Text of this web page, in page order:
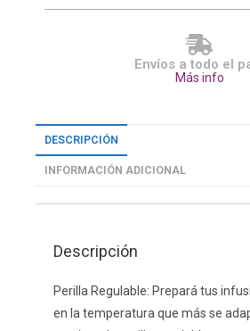
Envíos a todo el
Más info
DESCRIPCIÓN
INFORMACIÓN ADICIONAL
Descripción
Perilla Regulable: Prepará tus
en la temperatura que más se